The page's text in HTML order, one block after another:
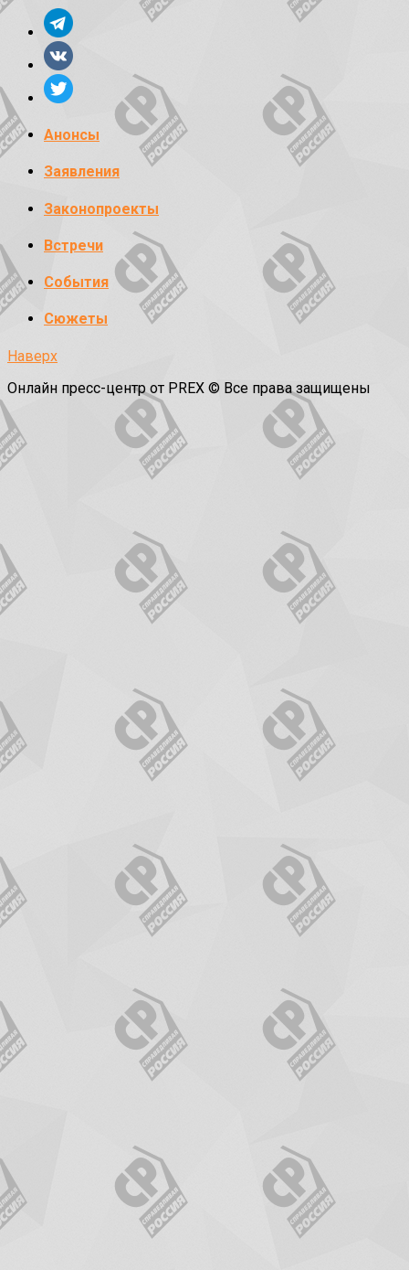
Анонсы
Заявления
Законопроекты
Встречи
События
Сюжеты
Наверх
Онлайн пресс-центр от PREX © Все права защищены